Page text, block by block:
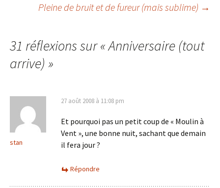
articles
Pleine de bruit et de fureur (mais sublime) →
31 réflexions sur «Anniversaire (tout
arrive) »
stan
27 août 2008 à 11:08 pm
Et pourquoi pas un petit coup de « Moulin à
Vent », une bonne nuit, sachant que demain
il fera jour ?
Répondre